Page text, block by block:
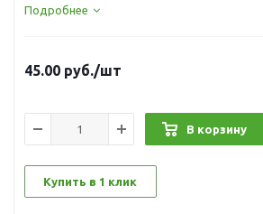
Подробнее
45.00 руб./шт
В корзину
Купить в 1 клик